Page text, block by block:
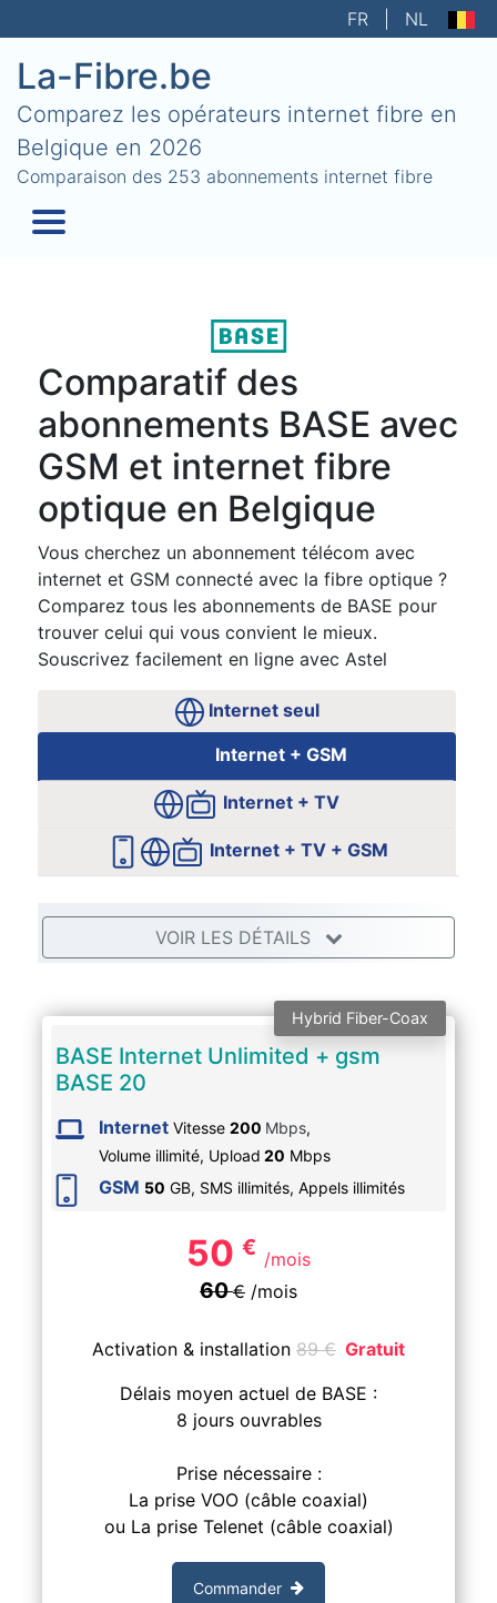
FR NL
La-Fibre.be
Comparez les opérateurs internet fibre en
Belgique en 2026
Comparaison des 253 abonnements internet fibre
Comparatif des
abonnements BASE avec
GSM et internet fibre
optique en Belgique
Vous cherchez un abonnement télécom avec
internet et GSM connecté avec la fibre optique ?
Comparez tous les abonnements de BASE pour
trouver celui qui vous convient le mieux.
Souscrivez facilement en ligne avec Astel
Internet seul
Internet + GSM
Internet + TV
Internet + TV + GSM
VOIR LES DÉTAILS
Hybrid Fiber-Coax
BASE Internet Unlimited + gsm
BASE 20
Internet Vitesse 200 Mbps,
Volume illimité, Upload 20 Mbps
GSM 50 GB, SMS illimités, Appels illimités
50 € /mois
60€ /mois
Activation & installation 89€ Gratuit
Délais moyen actuel de BASE :
8 jours ouvrables
Prise nécessaire :
La prise VOO (câble coaxial)
ou La prise Telenet (câble coaxial)
Commander